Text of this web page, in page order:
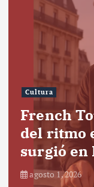
Cultura
French
del ritmo
surgió en
agosto 1, 2026